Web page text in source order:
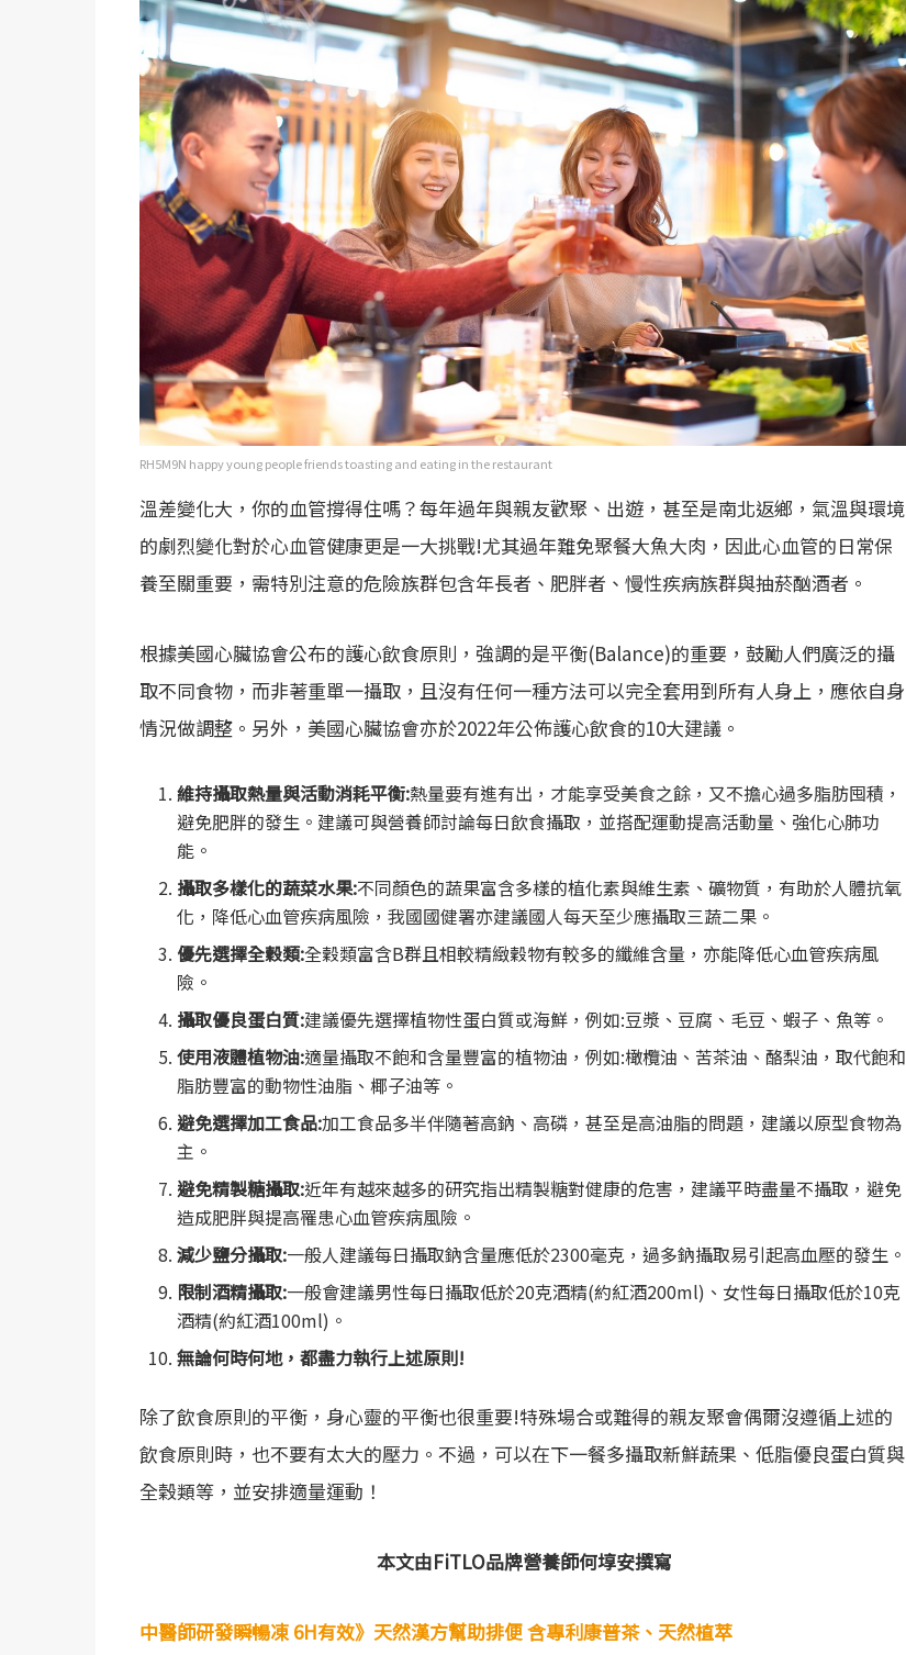
RH5M9N happy young people friends toasting and eating in the restaurant
溫差變化大，你的血管撐得住嗎？每年過年與親友歡聚、出遊，甚至是南北返鄉，氣溫與環境
的劇烈變化對於心血管健康更是一大挑戰!尤其過年難免聚餐大魚大肉，因此心血管的日常保
養至關重要，需特別注意的危險族群包含年長者、肥胖者、慢性疾病族群與抽菸酗酒者。
根據美國心臟協會公布的護心飲食原則，強調的是平衡(Balance)的重要，鼓勵人們廣泛的攝
取不同食物，而非著重單一攝取，且沒有任何一種方法可以完全套用到所有人身上，應依自身
情況做調整。另外，美國心臟協會亦於2022年公佈護心飲食的10大建議。
維持攝取熱量與活動消耗平衡:熱量要有進有出，才能享受美食之餘，又不擔心過多脂肪囤積，
避免肥胖的發生。建議可與營養師討論每日飲食攝取，並搭配運動提高活動量、強化心肺功
能。
攝取多樣化的蔬菜水果:不同顏色的蔬果富含多樣的植化素與維生素、礦物質，有助於人體抗氧
化，降低心血管疾病風險，我國國健署亦建議國人每天至少應攝取三蔬二果。
優先選擇全穀類:全穀類富含B群且相較精緻穀物有較多的纖維含量，亦能降低心血管疾病風
險。
攝取優良蛋白質:建議優先選擇植物性蛋白質或海鮮，例如:豆漿、豆腐、毛豆、蝦子、魚等。
使用液體植物油:適量攝取不飽和含量豐富的植物油，例如:橄欖油、苦茶油、酪梨油，取代飽和
脂肪豐富的動物性油脂、椰子油等。
避免選擇加工食品:加工食品多半伴隨著高鈉、高磷，甚至是高油脂的問題，建議以原型食物為
主。
避免精製糖攝取:近年有越來越多的研究指出精製糖對健康的危害，建議平時盡量不攝取，避免
造成肥胖與提高罹患心血管疾病風險。
減少鹽分攝取:一般人建議每日攝取鈉含量應低於2300毫克，過多鈉攝取易引起高血壓的發生。
限制酒精攝取:一般會建議男性每日攝取低於20克酒精(約紅酒200ml)、女性每日攝取低於10克
酒精(約紅酒100ml)。
無論何時何地，都盡力執行上述原則!
除了飲食原則的平衡，身心靈的平衡也很重要!特殊場合或難得的親友聚會偶爾沒遵循上述的
飲食原則時，也不要有太大的壓力。不過，可以在下一餐多攝取新鮮蔬果、低脂優良蛋白質與
全穀類等，並安排適量運動！
本文由FiTLO品牌營養師何埻安撰寫
中醫師研發瞬暢凍 6H有效》天然漢方幫助排便 含專利康普茶、天然植萃